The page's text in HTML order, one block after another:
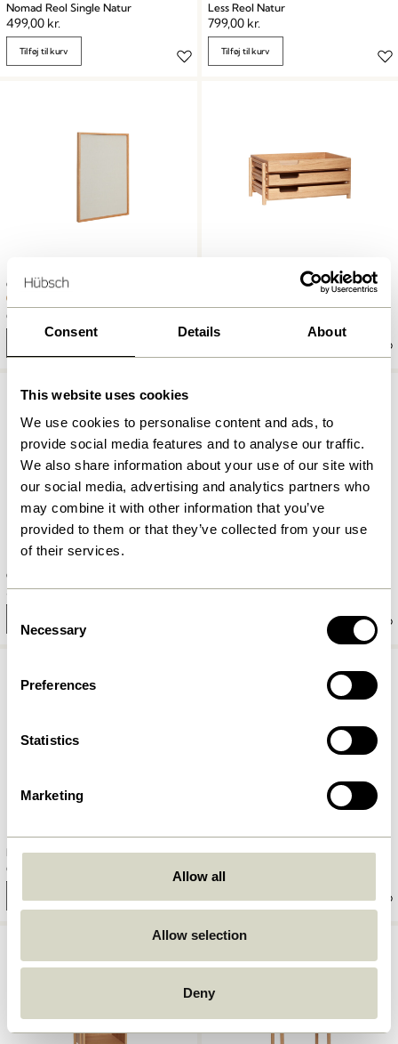
Consent Details About
This website uses cookies
We use cookies to personalise content and ads, to
provide social media features and to analyse our traffic.
We also share information about your use of our site with
our social media, advertising and analytics partners who
may combine it with other information that you’ve
provided to them or that they’ve collected from your use
of their services.
Selection
Necessary
Preferences
Statistics
Marketing
Allow all
Allow selection
Deny
Nomad Reol Single Natur
499,00 kr.
Tilføj til kurv
Less Reol Natur
799,00 kr.
Tilføj til kurv
Collage Tavle Large Natur
699,00
Note Brevbakke Natur
Cube Kommode Natur
5.199,00kr. 1.499,00kr.
Elevate Bakke Natur
699,00
Cube Konsolbord Natur